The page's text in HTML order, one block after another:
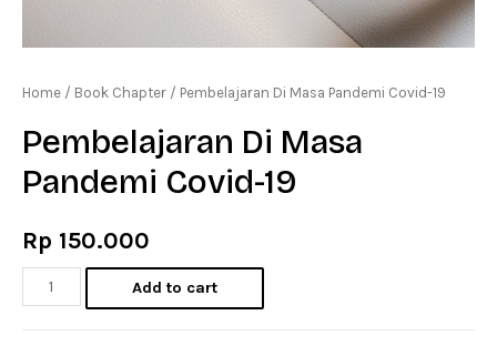
Home / Book Chapter / Pembelajaran Di Masa Pandemi Covid-19
Pembelajaran Di Masa
Pandemi Covid-19
Rp 150.000
Pembelajaran
Di
Add to cart